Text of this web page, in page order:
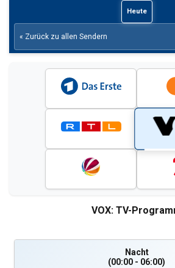
Heute
« Zurück zu allen Sendern
VOX: TV-
Nacht
(00:00 - 06:00)